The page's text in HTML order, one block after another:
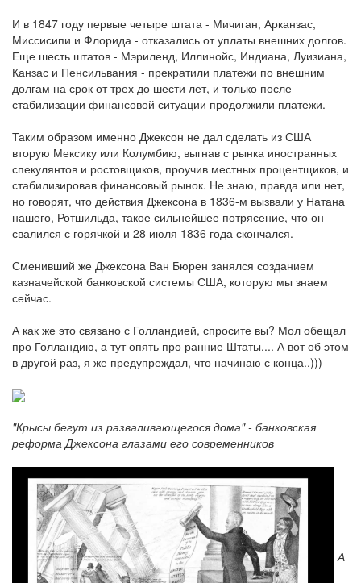
И в 1847 году первые четыре штата - Мичиган, Арканзас,
Миссисипи и Флорида - отказались от уплаты внешних долгов.
Еще шесть штатов - Мэриленд, Иллинойс, Индиана, Луизиана,
Канзас и Пенсильвания - прекратили платежи по внешним
долгам на срок от трех до шести лет, и только после
стабилизации финансовой ситуации продолжили платежи.
Таким образом именно Джексон не дал сделать из США
вторую Мексику или Колумбию, выгнав с рынка иностранных
спекулянтов и ростовщиков, проучив местных процентщиков, и
стабилизировав финансовый рынок. Не знаю, правда или нет,
но говорят, что действия Джексона в 1836-м вызвали у Натана
нашего, Ротшильда, такое сильнейшее потрясение, что он
свалился с горячкой и 28 июля 1836 года скончался.
Сменивший же Джексона Ван Бюрен занялся созданием
казначейской банковской системы США, которую мы знаем
сейчас.
А как же это связано с Голландией, спросите вы? Мол обещал
про Голландию, а тут опять про ранние Штаты.... А вот об этом
в другой раз, я же предупреждал, что начинаю с конца..)))
"Крысы бегут из разваливающегося дома" - банковская
реформа Джексона глазами его современников
А